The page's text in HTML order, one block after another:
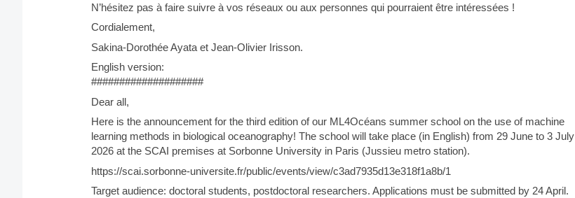
N’hésitez pas à faire suivre à vos réseaux ou aux personnes qui pourraient être intéressées !
Cordialement,
Sakina-Dorothée Ayata et Jean-Olivier Irisson.
English version:
####################
Dear all,
Here is the announcement for the third edition of our ML4Océans summer school on the use of machine
learning methods in biological oceanography! The school will take place (in English) from 29 June to 3 July
2026 at the SCAI premises at Sorbonne University in Paris (Jussieu metro station).
https://scai.sorbonne-universite.fr/public/events/view/c3ad7935d13e318f1a8b/1
Target audience: doctoral students, postdoctoral researchers. Applications must be submitted by 24 April.